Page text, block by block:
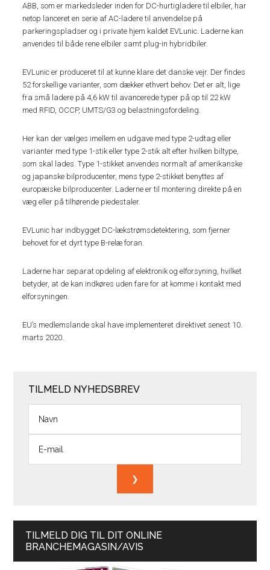
ABB, som er markedsleder inden for DC-hurtigladere til elbiler, har
netop lanceret en serie af AC-ladere til anvendelse på
parkeringspladser og i private hjem kaldet EVLunic. Laderne kan
anvendes til både rene elbiler samt plug-in hybridbiler.
EVLunic er produceret til at kunne klare det danske vejr. Der findes
52 forskellige varianter, som dækker ethvert behov. Det er alt, lige
fra små ladere på 4,6 kW til avancerede typer på op til 22 kW
med RFID, OCCP, UMTS/G3 og belastningsfordeling.
Her kan der vælges imellem en udgave med type 2-udtag eller
varianter med type 1-stik eller type 2-stik alt efter hvilken biltype,
som skal lades. Type 1-stikket anvendes normalt af amerikanske
og japanske bilproducenter, mens type 2-stikket benyttes af
europæiske bilproducenter. Laderne er til montering direkte på en
væg eller på tilhørende piedestaler.
EVLunic har indbygget DC-lækstrømsdetektering, som fjerner
behovet for et dyrt type B-relæ foran.
Laderne har separat opdeling af elektronik og elforsyning, hvilket
betyder, at de kan indkøres uden fare for at komme i kontakt med
elforsyningen.
EU’s medlemslande skal have implementeret direktivet senest 10.
marts 2020.
TILMELD NYHEDSBREV
TILMELD DIG TIL DIT ONLINE
BRANCHEMAGASIN/AVIS